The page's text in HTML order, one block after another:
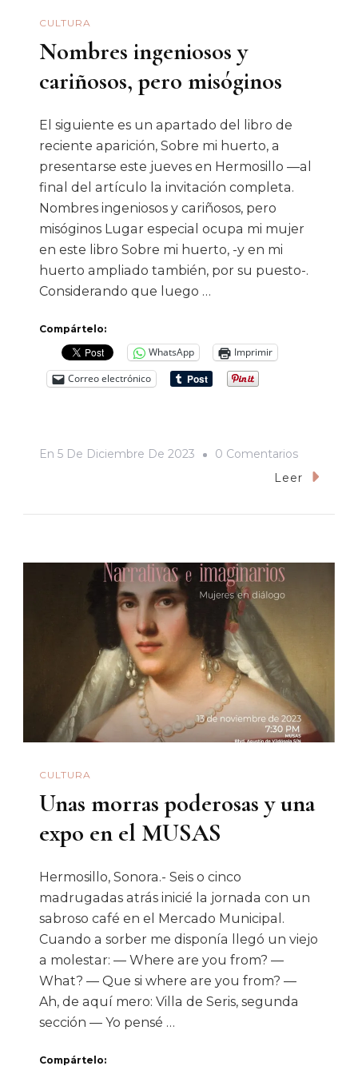
CULTURA
Nombres ingeniosos y
cariñosos, pero misóginos
El siguiente es un apartado del libro de
reciente aparición, Sobre mi huerto, a
presentarse este jueves en Hermosillo —al
final del artículo la invitación completa.
Nombres ingeniosos y cariñosos, pero
misóginos Lugar especial ocupa mi mujer
en este libro Sobre mi huerto, -y en mi
huerto ampliado también, por su puesto-.
Considerando que luego …
Compártelo:
WhatsApp
Imprimir
Correo electrónico
En 5 De Diciembre De 2023 0 ComentariosEn
Nombres
Leer
CULTURA
Unas morras poderosas y una
expo en el MUSAS
Hermosillo, Sonora.- Seis o cinco
madrugadas atrás inicié la jornada con un
sabroso café en el Mercado Municipal.
Cuando a sorber me disponía llegó un viejo
a molestar: — Where are you from? —
What? — Que si where are you from? —
Ah, de aquí mero: Villa de Seris, segunda
sección — Yo pensé …
Compártelo: